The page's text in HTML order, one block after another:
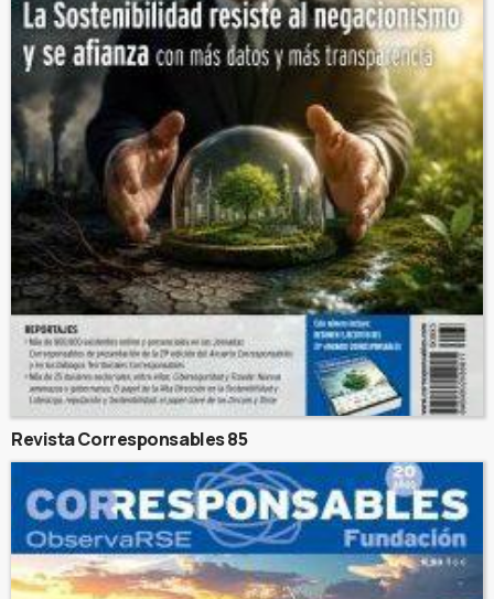
Revista Corresponsables 85